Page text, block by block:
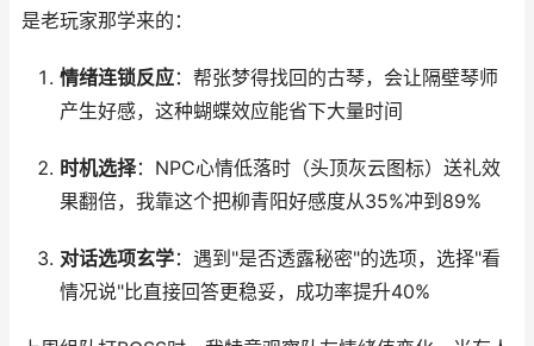
是老玩家那学来的：
情绪连锁反应：帮张梦得找回的古琴，会让隔壁琴师
产生好感，这种蝴蝶效应能省下大量时间
时机选择：NPC心情低落时（头顶灰云图标）送礼效
果翻倍，我靠这个把柳青阳好感度从35%冲到89%
对话选项玄学：遇到"是否透露秘密"的选项，选择"看
情况说"比直接回答更稳妥，成功率提升40%